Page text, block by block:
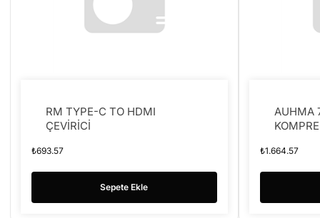
RM TYPE-C TO HDMI
ÇEVİRİCİ
₺693.57
Sepete Ekle
AUHMA
₺1.664.57